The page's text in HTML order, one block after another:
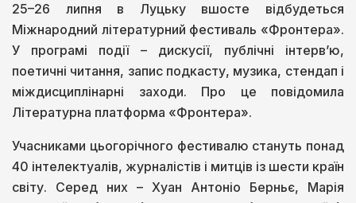
25–26 липня в Луцьку вшосте відбудеться
Міжнародний літературний фестиваль «Фронтера».
У програмі події – дискусії, публічні інтерв’ю,
поетичні читання, запис подкасту, музика, стендап і
міждисциплінарні заходи. Про це повідомила
Літературна платформа «Фронтера».
Учасниками цьогорічного фестивалю стануть понад
40 інтелектуалів, журналістів і митців із шести країн
світу. Серед них – Хуан Антоніо Берньє, Марія